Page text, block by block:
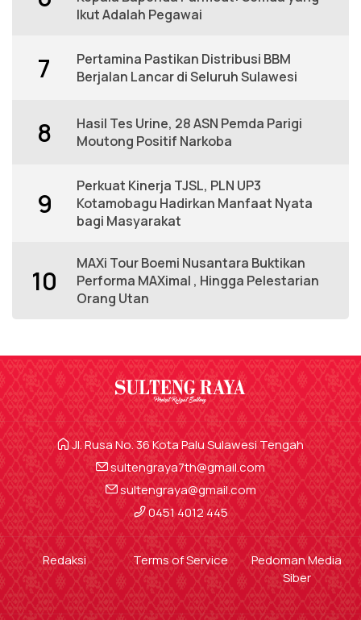
Ikut Adalah Pegawai
7
Pertamina Pastikan Distribusi BBM
Berjalan Lancar di Seluruh Sulawesi
8
Hasil Tes Urine, 28 ASN Pemda Parigi
Moutong Positif Narkoba
9
Perkuat Kinerja TJSL, PLN UP3
Kotamobagu Hadirkan Manfaat Nyata
bagi Masyarakat
10
MAXi Tour Boemi Nusantara Buktikan
Performa MAXimal , Hingga Pelestarian
Orang Utan
Jl. Rusa No. 36 Kota Palu Sulawesi Tengah
sultengraya7th@gmail.com
sultengraya@gmail.com
0451 4012 445
Redaksi Terms of Service
Pedoman Media
Siber